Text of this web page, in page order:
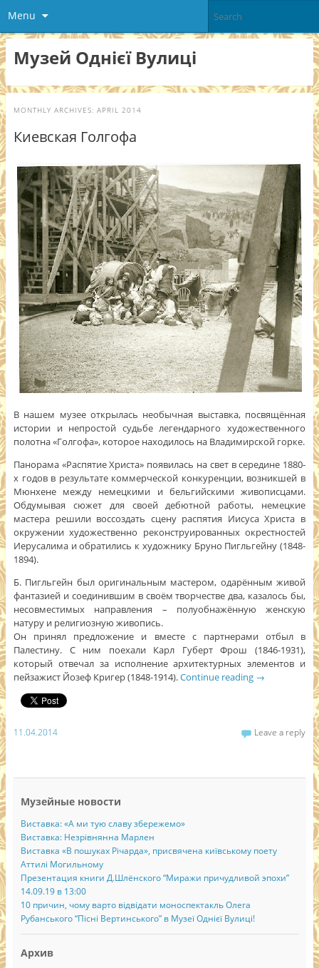
Menu
Музей Однієї Вулиці
MONTHLY ARCHIVES: APRIL 2014
Киевская Голгофа
В нашем музее открылась необычная выставка, посвящённая
истории и непростой судьбе легендарного художественного
полотна «Голгофа», которое находилось на Владимирской горке.
Панорама «Распятие Христа» появилась на свет в середине 1880-
х годов в результате коммерческой конкуренции, возникшей в
Мюнхене между немецкими и бельгийскими живописцами.
Обдумывая сюжет для своей дебютной работы, немецкие
мастера решили воссоздать сцену распятия Иисуса Христа в
окружении художественно реконструированных окрестностей
Иерусалима и обратились к художнику Бруно Пигльгейну (1848-
1894).
Б. Пигльгейн был оригинальным мастером, одарённым живой
фантазией и соединившим в своём творчестве два, казалось бы,
несовместимых направления – полуобнажённую женскую
натуру и религиозную живопись.
Он принял предложение и вместе с партнерами отбыл в
Палестину. С ним поехали Карл Губерт Фрош (1846-1931),
который отвечал за исполнение архитектурных элементов и
пейзажист Йозеф Кригер (1848-1914).Continue reading →
11.04.2014 Leave a reply
Музейные новости
Виставка: «А ми тую славу збережемо»
Виставка: Незрівнянна Марлен
Виставка «В пошуках Річарда», присвячена київському поету
Аттилі Могильному
Презентация книги Д.Шлёнского “Миражи причудливой эпохи”
14.09.19 в 13:00
10 причин, чому варто відвідати моноспектакль Олега
Рубанського “Пісні Вертинського” в Музеї Однієї Вулиці!
Архив